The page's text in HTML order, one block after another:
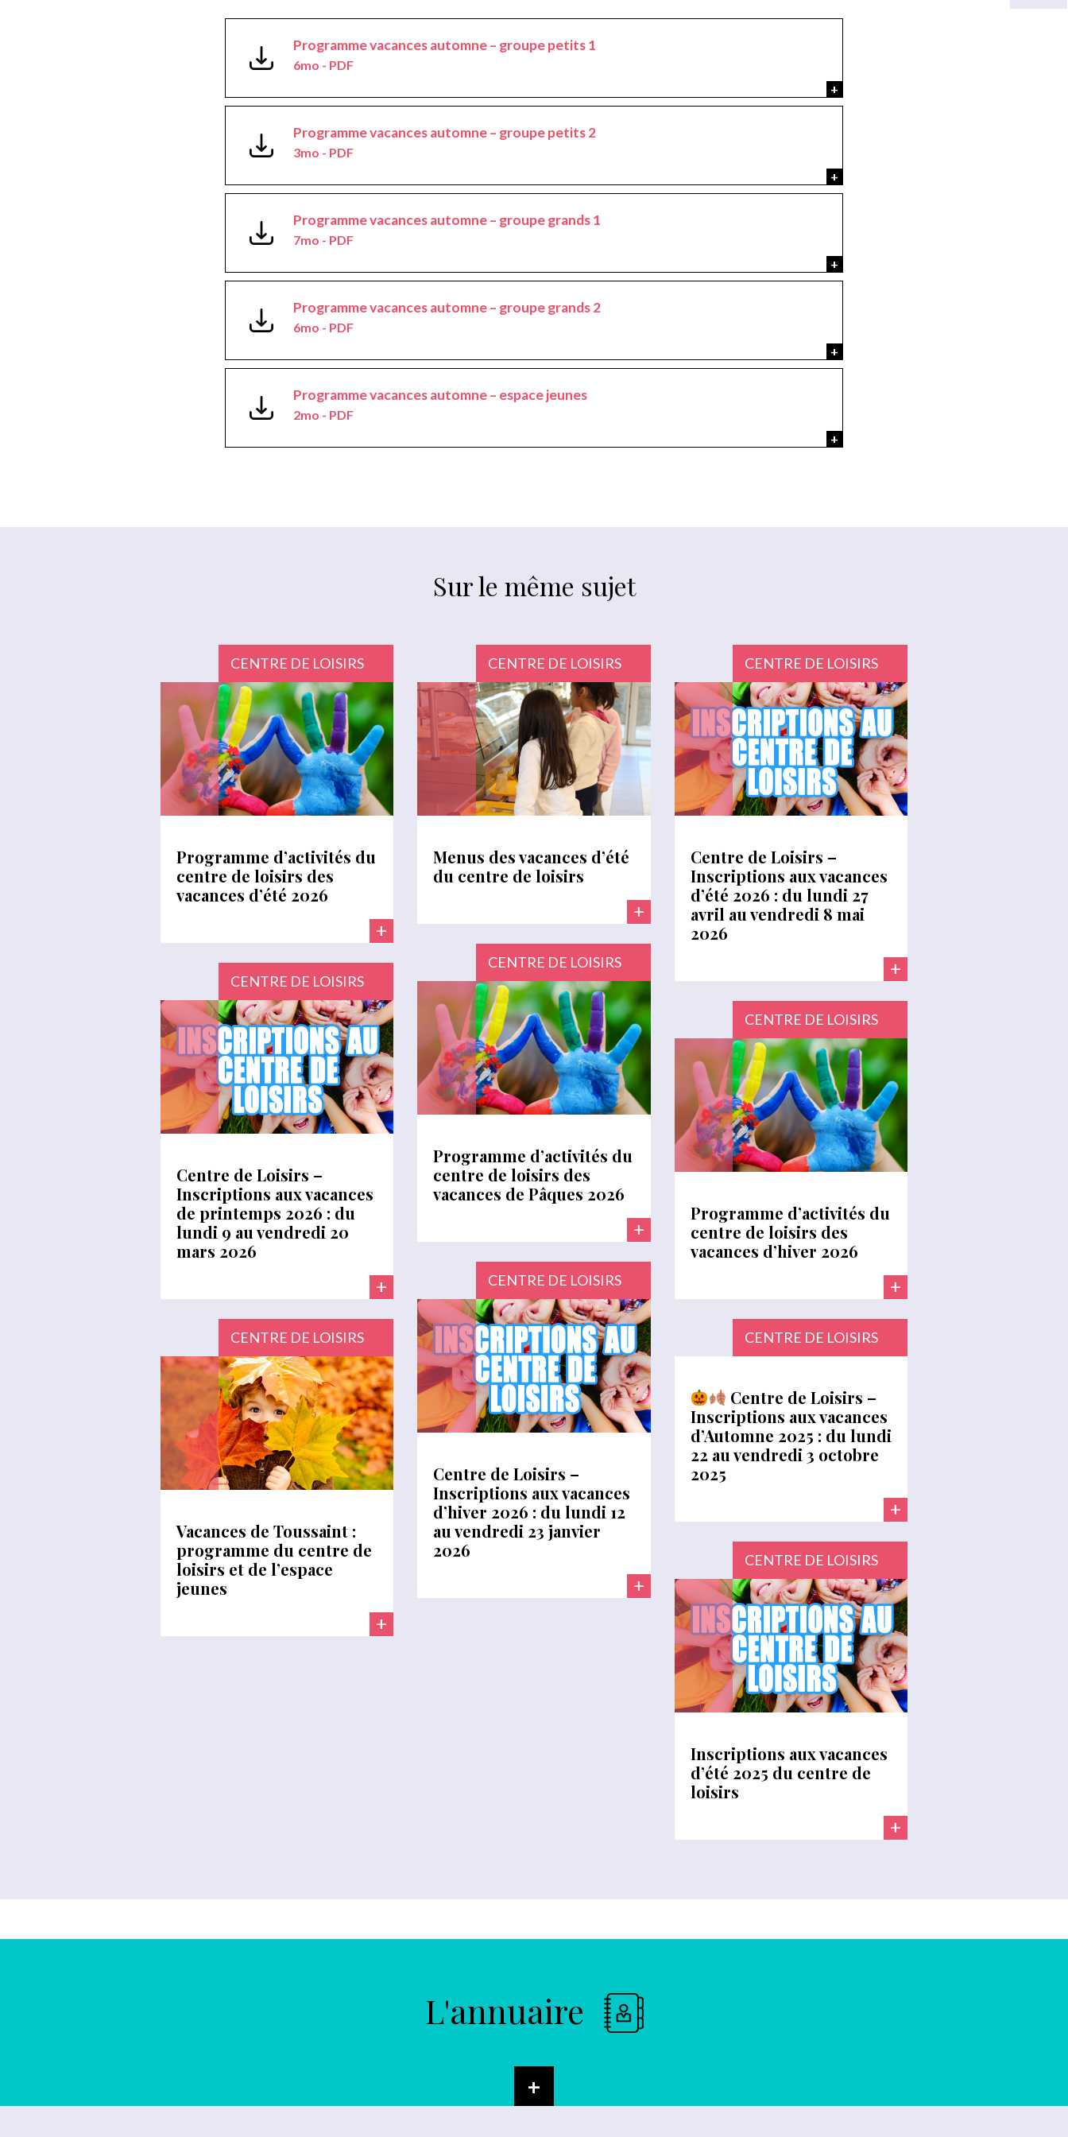
Programme vacances automne – groupe petits 1
6mo - PDF
Programme vacances automne – groupe petits 2
3mo - PDF
Programme vacances automne – groupe grands 1
7mo - PDF
Programme vacances automne – groupe grands 2
6mo - PDF
Programme vacances automne – espace jeunes
2mo - PDF
Sur le même sujet
CENTRE DE LOISIRS
Programme d’activités du
centre de loisirs des
vacances d’été 2026
+
CENTRE DE LOISIRS
Menus des vacances d’été
du centre de loisirs
+
CENTRE DE LOISIRS
Centre de Loisirs –
Inscriptions aux vacances
d’été 2026 : du lundi 27
avril au vendredi 8 mai
2026
+
CENTRE DE LOISIRS
Programme d’activités du
centre de loisirs des
vacances de Pâques 2026
+
CENTRE DE LOISIRS
Centre de Loisirs –
Inscriptions aux vacances
de printemps 2026 : du
lundi 9 au vendredi 20
mars 2026
+
CENTRE DE LOISIRS
Programme d’activités du
centre de loisirs des
vacances d’hiver 2026
+
CENTRE DE LOISIRS
Centre de Loisirs –
Inscriptions aux vacances
d’hiver 2026 : du lundi 12
au vendredi 23 janvier
2026
+
CENTRE DE LOISIRS
Vacances de Toussaint :
programme du centre de
loisirs et de l’espace
jeunes
+
CENTRE DE LOISIRS
Centre de Loisirs –
Inscriptions aux vacances
d’Automne 2025 : du lundi
22 au vendredi 3 octobre
2025
+
CENTRE DE LOISIRS
Inscriptions aux vacances
d’été 2025 du centre de
loisirs
+
L'annuaire
+